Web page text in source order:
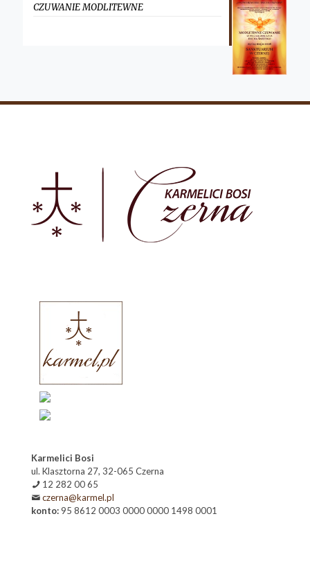
CZUWANIE MODLITEWNE
Karmelici Bosi
ul. Klasztorna 27, 32-065 Czerna
12 282 00 65
czerna@karmel.pl
konto: 95 8612 0003 0000 0000 1498 0001